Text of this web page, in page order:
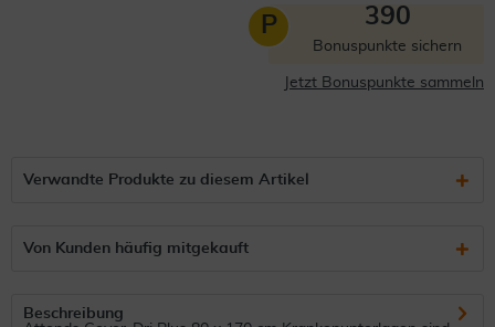
P 390
Bonuspunkte sichern
Jetzt Bonuspunkte sammeln
Verwandte Produkte zu diesem Artikel
Von Kunden häufig mitgekauft
Beschreibung